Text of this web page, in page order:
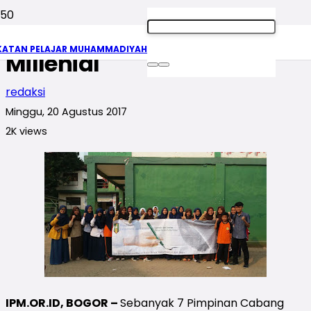
PELAJAR MUHAMMADIYAH
IPM Bogor Siap Sambut Era
Millenial
redaksi
Minggu, 20 Agustus 2017
2K views
IPM.OR.ID, BOGOR –Sebanyak 7 Pimpinan Cabang